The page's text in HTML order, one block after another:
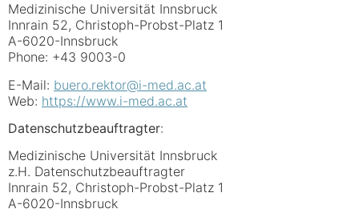
Medizinische Universität Innsbruck
Innrain 52, Christoph-Probst-Platz 1
A-6020-Innsbruck
Phone: +43 9003-0
E-Mail: buero.rektor@i-med.ac.at
Web: https://www.i-med.ac.at
Datenschutzbeauftragter:
Medizinische Universität Innsbruck
z.H. Datenschutzbeauftragter
Innrain 52, Christoph-Probst-Platz 1
A-6020-Innsbruck